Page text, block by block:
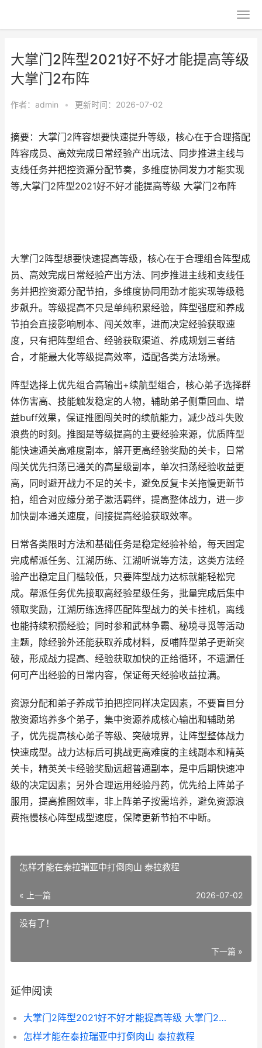
大掌门2阵型2021好不好才能提高等级
大掌门2布阵
作者： admin • 更新时间：2026-07-02
摘要：大掌门2阵容想要快速提升等级，核心在于合理搭配
阵容成员、高效完成日常经验产出玩法、同步推进主线与
支线任务并把控资源分配节奏，多维度协同发力才能实现
等,大掌门2阵型2021好不好才能提高等级 大掌门2布阵
大掌门2阵型想要快速提高等级，核心在于合理组合阵型成
员、高效完成日常经验产出方法、同步推进主线和支线任
务并把控资源分配节拍，多维度协同用劲才能实现等级稳
步飙升。等级提高不只是单纯积累经验，阵型强度和养成
节拍会直接影响刷本、闯关效率，进而决定经验获取速
度，只有把阵型组合、经验获取渠道、养成规划三者结
合，才能最大化等级提高效率，适配各类方法场景。
阵型选择上优先组合高输出+续航型组合，核心弟子选择群
体伤害高、技能触发稳定的人物，辅助弟子侧重回血、增
益buff效果，保证推图闯关时的续航能力，减少战斗失败
浪费的时刻。推图是等级提高的主要经验来源，优质阵型
能快速通关高难度副本，解开更高经验奖励的关卡，日常
闯关优先扫荡已通关的高星级副本，单次扫荡经验收益更
高，同时避开战力不足的关卡，避免反复卡关拖慢更新节
拍，组合对应缘分弟子激活羁绊，提高整体战力，进一步
加快副本通关速度，间接提高经验获取效率。
日常各类限时方法和基础任务是稳定经验补给，每天固定
完成帮派任务、江湖历练、江湖听说等方法，这类方法经
验产出稳定且门槛较低，只要阵型战力达标就能轻松完
成。帮派任务优先接取高经验星级任务，批量完成后集中
领取奖励，江湖历练选择匹配阵型战力的关卡挂机，离线
也能持续积攒经验；同时参和武林争霸、秘境寻觅等活动
主题，除经验外还能获取养成材料，反哺阵型弟子更新突
破，形成战力提高、经验获取加快的正给循环，不遗漏任
何可产出经验的日常内容，保证每天经验收益拉满。
资源分配和弟子养成节拍把控同样决定因素，不要盲目分
散资源培养多个弟子，集中资源养成核心输出和辅助弟
子，优先提高核心弟子等级、突破境界，让阵型整体战力
快速成型。战力达标后可挑战更高难度的主线副本和精英
关卡，精英关卡经验奖励远超普通副本，是中后期快速冲
级的决定因素；另外合理运用经验丹药，优先给上阵弟子
服用，提高推图效率，非上阵弟子按需培养，避免资源浪
费拖慢核心阵型成型速度，保障更新节拍不中断。
怎样才能在泰拉瑞亚中打倒肉山 泰拉教程
« 上一篇 2026-07-02
没有了！
下一篇 »
延伸阅读
大掌门2阵型2021好不好才能提高等级 大掌门2布阵
怎样才能在泰拉瑞亚中打倒肉山 泰拉教程